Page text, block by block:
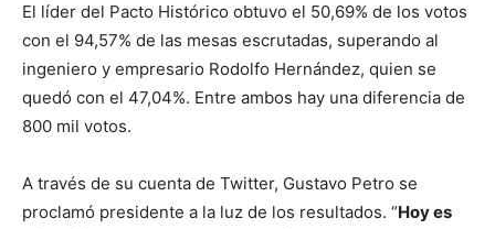
El líder del Pacto Histórico obtuvo el 50,69% de los votos
con el 94,57% de las mesas escrutadas, superando al
ingeniero y empresario Rodolfo Hernández, quien se
quedó con el 47,04%. Entre ambos hay una diferencia de
800 mil votos.
A través de su cuenta de Twitter, Gustavo Petro se
proclamó presidente a la luz de los resultados. “Hoy es